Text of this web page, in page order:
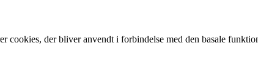
cookies, der bliver anvendt i forbindelse med den basale